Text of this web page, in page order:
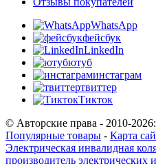
WhatsApp
фейсбук
LinkedIn
ютуб
инстаграм
твиттер
Тикток
© Авторские права - 2010-
Популярные товары - Карта
Электрическая инвалидная
производитель электрических